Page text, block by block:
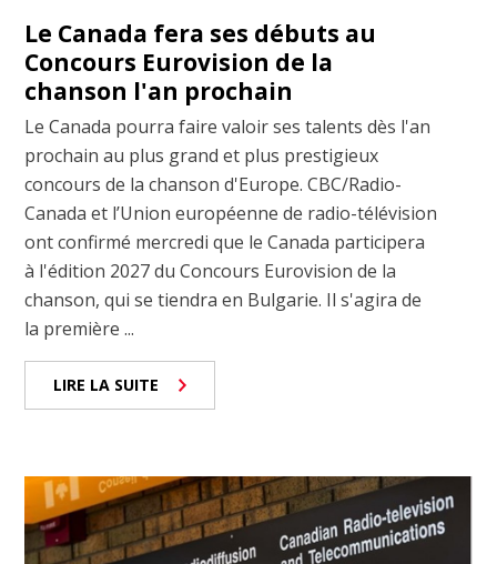
Le Canada fera ses débuts au
Concours Eurovision de la
chanson l'an prochain
Le Canada pourra faire valoir ses talents dès l'an
prochain au plus grand et plus prestigieux
concours de la chanson d'Europe. CBC/Radio-
Canada et l’Union européenne de radio-télévision
ont confirmé mercredi que le Canada participera
à l'édition 2027 du Concours Eurovision de la
chanson, qui se tiendra en Bulgarie. Il s'agira de
la première ...
LIRE LA SUITE